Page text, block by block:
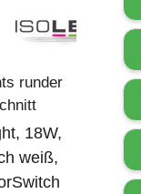
runder
18W,
weiß,